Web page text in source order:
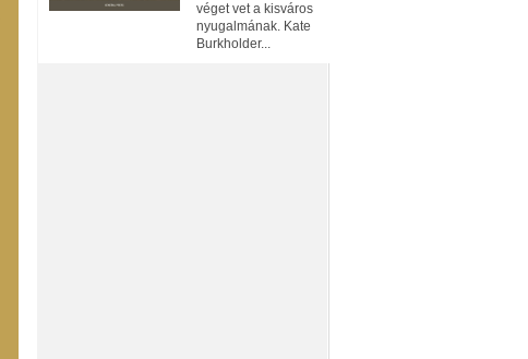
véget vet a kisváros
nyugalmának. Kate
Burkholder...